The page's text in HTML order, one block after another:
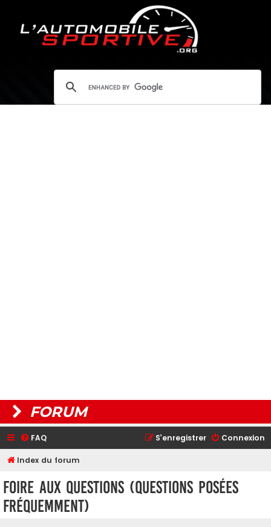
FORUM
FAQ Connexion
S’enregistrer
Index du forum
Foire aux questions (Questions posées
fréquemment)